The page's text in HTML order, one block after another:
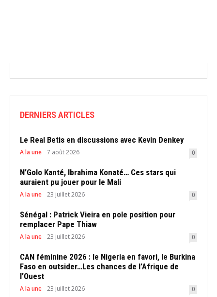
DERNIERS ARTICLES
Le Real Betis en discussions avec Kevin Denkey
A la une 7 août 2026 0
N’Golo Kanté, Ibrahima Konaté… Ces stars qui
auraient pu jouer pour le Mali
A la une 23 juillet 2026 0
Sénégal : Patrick Vieira en pole position pour
remplacer Pape Thiaw
A la une 23 juillet 2026 0
CAN féminine 2026 : le Nigeria en favori, le Burkina
Faso en outsider…Les chances de l’Afrique de
l’Ouest
A la une 23 juillet 2026 0